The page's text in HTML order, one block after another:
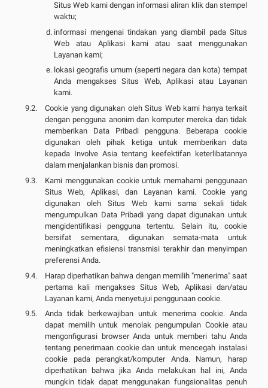
Situs Web kami dengan informasi aliran klik dan stempel
waktu;
informasi mengenai tindakan yang diambil pada Situs
Web atau Aplikasi kami atau saat menggunakan
Layanan kami;
lokasi geografis umum (seperti negara dan kota) tempat
Anda mengakses Situs Web, Aplikasi atau Layanan
kami.
Cookie yang digunakan oleh Situs Web kami hanya terkait
dengan pengguna anonim dan komputer mereka dan tidak
memberikan Data Pribadi pengguna. Beberapa cookie
digunakan oleh pihak ketiga untuk memberikan data
kepada Involve Asia tentang keefektifan keterlibatannya
dalam menjalankan bisnis dan promosi.
Kami menggunakan cookie untuk memahami penggunaan
Situs Web, Aplikasi, dan Layanan kami. Cookie yang
digunakan oleh Situs Web kami sama sekali tidak
mengumpulkan Data Pribadi yang dapat digunakan untuk
mengidentifikasi pengguna tertentu. Selain itu, cookie
bersifat sementara, digunakan semata-mata untuk
meningkatkan efisiensi transmisi terakhir dan menyimpan
preferensi Anda.
Harap diperhatikan bahwa dengan memilih "menerima" saat
pertama kali mengakses Situs Web, Aplikasi dan/atau
Layanan kami, Anda menyetujui penggunaan cookie.
Anda tidak berkewajiban untuk menerima cookie. Anda
dapat memilih untuk menolak pengumpulan Cookie atau
mengonfigurasi browser Anda untuk memberi tahu Anda
tentang penerimaan cookie dan untuk mencegah instalasi
cookie pada perangkat/komputer Anda. Namun, harap
diperhatikan bahwa jika Anda melakukan hal ini, Anda
mungkin tidak dapat menggunakan fungsionalitas penuh